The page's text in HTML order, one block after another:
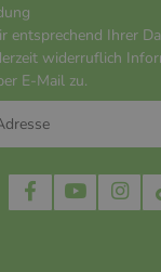
entsprechend Ihrer
widerruflich
E-Mail zu.